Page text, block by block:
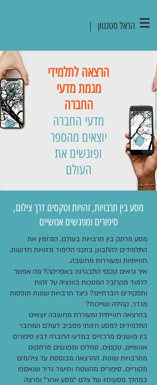
הראל סטנטון |
הרצאה לתלמידי
מגמת מדעי
החברה
מדעי החברה
יוצאים מהספר
ופוגשים את
העולם
מסע בין תרבויות, זהויות וטקסים דרך צילום,
סיפורים ומפגשים אנושיים
מסע מרתק בין תרבויות בעולם, המזמין את
התלמידים להתבונן בתכני הלימוד מזוויות חדשות,
חווייתיות ומעוררות מחשבה.
איך נראים טקסי התבגרות באפריקה? מה אפשר
ללמוד מקרנבל המסכות בוונציה על זהות
ותפקידים חברתיים? כיצד תרבויות שונות תופסות
מגדר, קהילה ושייכות?
בהרצאה חווייתית ומעוררת מחשבה יוצאים
התלמידים למסע חזותי מסביב לעולם המחבר
בין מושגים מרכזיים במדעי החברה לבין סיפורים
אנושיים, טקסים, סמלים ומפגשים מרתקים
מתרבויות שונות. ההרצאה מבוססת על צילומים
מקוריים, סיפורים מהשטח ותיעוד נדיר שנאספו
במהלך מסעותיו של צלם "מסע אחר" ומרצה